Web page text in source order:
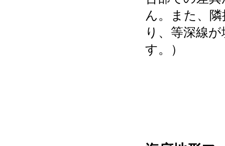
ん。また、
り、等深線
す。）